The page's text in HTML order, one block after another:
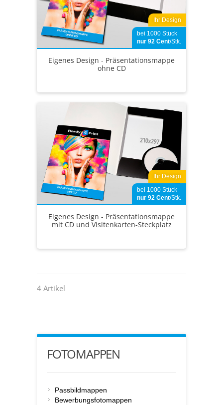
Ihr Design
bei 1000 Stück
nur 92 Cent/Stk.
Eigenes Design - Präsentationsmappe
ohne CD
Ihr Design
bei 1000 Stück
nur 92 Cent/Stk.
Eigenes Design - Präsentationsmappe
mit CD und Visitenkarten-Steckplatz
4 Artikel
FOTOMAPPEN
Passbildmappen
Bewerbungsfotomappen